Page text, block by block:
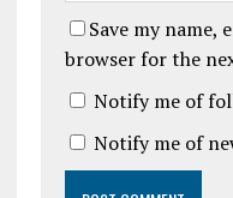
Save my name,
browser for the
Notify me of
Notify me of